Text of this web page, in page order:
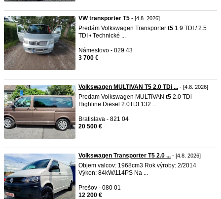
VW transporter T5 - [4.8. 2026]
Predám Volkswagen Transporter t5 1.9 TDI / 2.5
TDI • Technické ...
Námestovo - 029 43
3 700 €
Volkswagen MULTIVAN T5 2.0 TDi ... - [4.8. 2026]
Predam Volkswagen MULTIVAN t5 2.0 TDi
Highline Diesel 2.0TDI 132 ...
Bratislava - 821 04
20 500 €
Volkswagen Transporter T5 2.0 ... - [4.8. 2026]
Objem valcov: 1968cm3 Rok výroby: 2/2014
Výkon: 84kW/114PS Na ...
Prešov - 080 01
12 200 €